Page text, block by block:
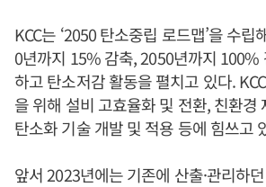
KCC는 ‘2050 탄소중립 로드맵’을 수
0년까지 15% 감축, 2050년까지 100%
하고 탄소저감 활동을 펼치고 있다.
을 위해 설비 고효율화 및 전환, 친환경
탄소화 기술 개발 및 적용 등에 힘쓰고
앞서 2023년에는 기존에 산출·관리하